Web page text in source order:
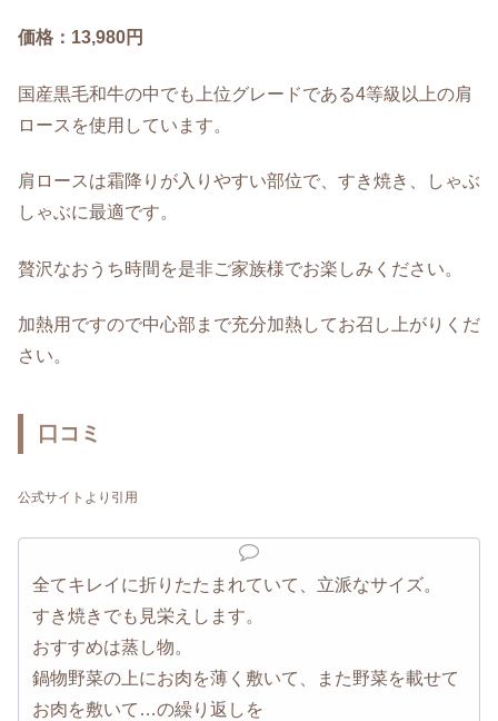
価格：13,980円
国産黒毛和牛の中でも上位グレードである4等級以上の肩
ロースを使用しています。
肩ロースは霜降りが入りやすい部位で、すき焼き、しゃぶ
しゃぶに最適です。
贅沢なおうち時間を是非ご家族様でお楽しみください。
加熱用ですので中心部まで充分加熱してお召し上がりくだ
さい。
口コミ
公式サイトより引用
全てキレイに折りたたまれていて、立派なサイズ。
すき焼きでも見栄えします。
おすすめは蒸し物。
鍋物野菜の上にお肉を薄く敷いて、また野菜を載せて
お肉を敷いて…の繰り返しを